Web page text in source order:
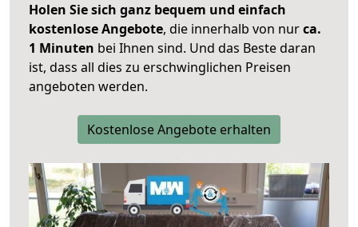
Holen Sie sich ganz bequem und einfach
kostenlose Angebote, die innerhalb von nurca.
1 Minuten bei Ihnen sind. Und das Beste daran
ist, dass all dies zu erschwinglichen Preisen
angeboten werden.
Kostenlose Angebote erhalten